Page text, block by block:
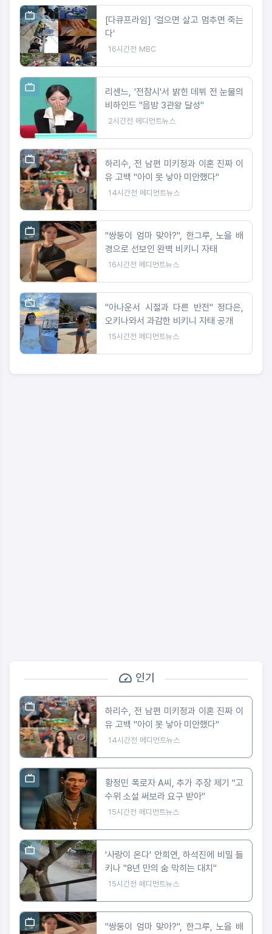
[다큐프라임] ‘걸으면 살고 멈추면 죽는
다’
16시간전 MBC
리센느, '전참시'서 밝힌 데뷔 전 눈물의
비하인드 "음방 3관왕 달성"
2시간전 메디먼트뉴스
하리수, 전 남편 미키정과 이혼 진짜 이
유 고백 "아이 못 낳아 미안했다"
14시간전 메디먼트뉴스
"쌍둥이 엄마 맞아?", 한그루, 노을 배
경으로 선보인 완벽 비키니 자태
16시간전 메디먼트뉴스
"아나운서 시절과 다른 반전" 정다은,
오키나와서 과감한 비키니 자태 공개
15시간전 메디먼트뉴스
인기
하리수, 전 남편 미키정과 이혼 진짜 이
유 고백 "아이 못 낳아 미안했다"
14시간전 메디먼트뉴스
황정민 폭로자 A씨, 추가 주장 제기 "고
수위 소설 써보라 요구 받아"
15시간전 메디먼트뉴스
'사랑이 온다' 안희연, 하석진에 비밀 들
키나 "8년 만의 숨 막히는 대치"
15시간전 메디먼트뉴스
"쌍둥이 엄마 맞아?", 한그루, 노을 배